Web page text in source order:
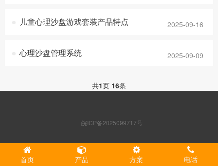
儿童心理沙盘游戏套装产品特点 2025-09-16
心理沙盘管理系统 2025-09-09
共1页 16条
皖ICP备2025099717号
首页 产品 方案 电话